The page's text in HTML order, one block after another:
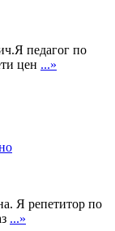
педагог по
цен ...»
Я репетитор по
...»